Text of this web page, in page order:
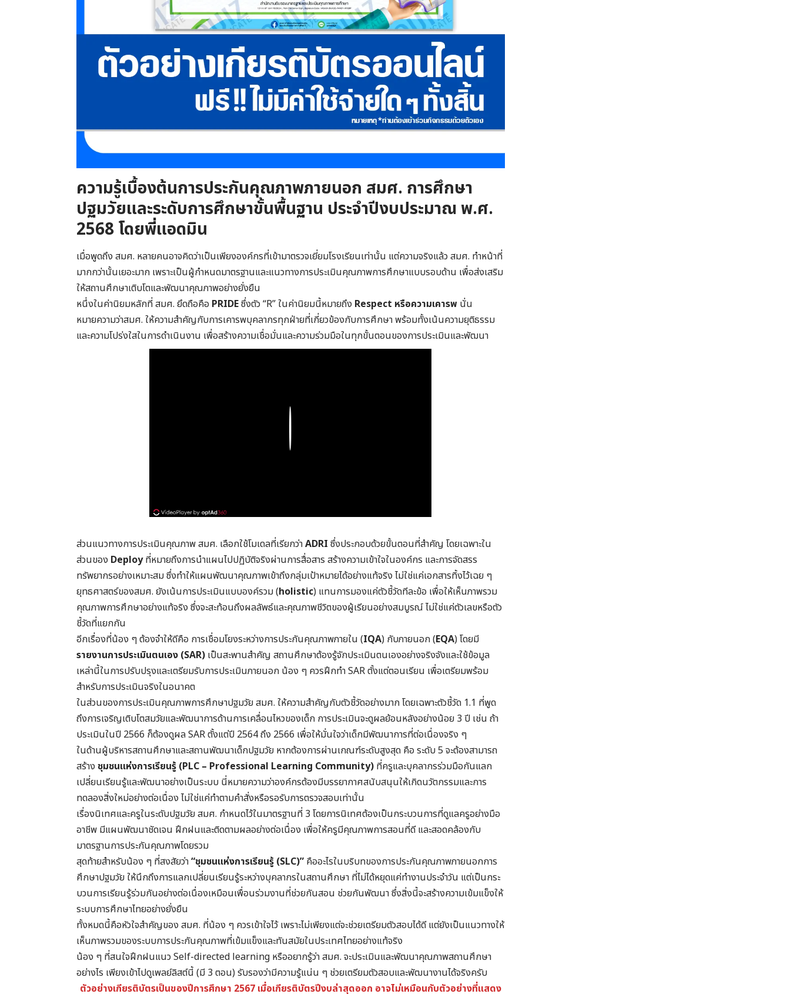
ความรู้เบื้องต้นการประกันคุณภาพภายนอก สมศ. การศึกษา
ปฐมวัยและระดับการศึกษาขั้นพื้นฐาน ประจำปีงบประมาณ พ.ศ.
2568 โดยพี่แอดมิน
เมื่อพูดถึง สมศ. หลายคนอาจคิดว่าเป็นเพียงองค์กรที่เข้ามาตรวจเยี่ยมโรงเรียนเท่านั้น แต่ความจริงแล้ว สมศ. ทำหน้าที่
มากกว่านั้นเยอะมาก เพราะเป็นผู้กำหนดมาตรฐานและแนวทางการประเมินคุณภาพการศึกษาแบบรอบด้าน เพื่อส่งเสริม
ให้สถานศึกษาเติบโตและพัฒนาคุณภาพอย่างยั่งยืน
หนึ่งในค่านิยมหลักที่ สมศ. ยึดถือคือ PRIDEซึ่งตัว “R” ในค่านิยมนี้หมายถึง Respect หรือความเคารพ นั่น
หมายความว่าสมศ. ให้ความสำคัญกับการเคารพบุคลากรทุกฝ่ายที่เกี่ยวข้องกับการศึกษา พร้อมทั้งเน้นความยุติธรรม
และความโปร่งใสในการดำเนินงาน เพื่อสร้างความเชื่อมั่นและความร่วมมือในทุกขั้นตอนของการประเมินและพัฒนา
ส่วนแนวทางการประเมินคุณภาพ สมศ. เลือกใช้โมเดลที่เรียกว่าADRI ซึ่งประกอบด้วยขั้นตอนที่สำคัญ โดยเฉพาะใน
ส่วนของ Deployที่หมายถึงการนำแผนไปปฏิบัติจริงผ่านการสื่อสาร สร้างความเข้าใจในองค์กร และการจัดสรร
ทรัพยากรอย่างเหมาะสม ซึ่งทำให้แผนพัฒนาคุณภาพเข้าถึงกลุ่มเป้าหมายได้อย่างแท้จริง ไม่ใช่แค่เอกสารทิ้งไว้เฉย ๆ
ยุทธศาสตร์ของสมศ. ยังเน้นการประเมินแบบองค์รวม (holistic) แทนการมองแค่ตัวชี้วัดทีละข้อ เพื่อให้เห็นภาพรวม
คุณภาพการศึกษาอย่างแท้จริง ซึ่งจะสะท้อนถึงผลลัพธ์และคุณภาพชีวิตของผู้เรียนอย่างสมบูรณ์ ไม่ใช่แค่ตัวเลขหรือตัว
ชี้วัดที่แยกกัน
อีกเรื่องที่น้อง ๆ ต้องจำให้ดีคือ การเชื่อมโยงระหว่างการประกันคุณภาพภายใน (IQA) กับภายนอก (EQA) โดยมี
รายงานการประเมินตนเอง (SAR) เป็นสะพานสำคัญ สถานศึกษาต้องรู้จักประเมินตนเองอย่างจริงจังและใช้ข้อมูล
เหล่านี้ในการปรับปรุงและเตรียมรับการประเมินภายนอก น้อง ๆ ควรฝึกทำ SAR ตั้งแต่ตอนเรียน เพื่อเตรียมพร้อม
สำหรับการประเมินจริงในอนาคต
ในส่วนของการประเมินคุณภาพการศึกษาปฐมวัย สมศ. ให้ความสำคัญกับตัวชี้วัดอย่างมาก โดยเฉพาะตัวชี้วัด 1.1 ที่พูด
ถึงการเจริญเติบโตสมวัยและพัฒนาการด้านการเคลื่อนไหวของเด็ก การประเมินจะดูผลย้อนหลังอย่างน้อย 3 ปี เช่น ถ้า
ประเมินในปี 2566 ก็ต้องดูผล SAR ตั้งแต่ปี 2564 ถึง 2566 เพื่อให้มั่นใจว่าเด็กมีพัฒนาการที่ต่อเนื่องจริง ๆ
ในด้านผู้บริหารสถานศึกษาและสถานพัฒนาเด็กปฐมวัย หากต้องการผ่านเกณฑ์ระดับสูงสุด คือ ระดับ 5 จะต้องสามารถ
สร้าง ชุมชนแห่งการเรียนรู้ (PLC – Professional Learning Community) ที่ครูและบุคลากรร่วมมือกันแลก
เปลี่ยนเรียนรู้และพัฒนาอย่างเป็นระบบ นี่หมายความว่าองค์กรต้องมีบรรยากาศสนับสนุนให้เกิดนวัตกรรมและการ
ทดลองสิ่งใหม่อย่างต่อเนื่อง ไม่ใช่แค่ทำตามคำสั่งหรือรอรับการตรวจสอบเท่านั้น
เรื่องนิเทศและครูในระดับปฐมวัย สมศ. กำหนดไว้ในมาตรฐานที่ 3 โดยการนิเทศต้องเป็นกระบวนการที่ดูแลครูอย่างมือ
อาชีพ มีแผนพัฒนาชัดเจน ฝึกฝนและติดตามผลอย่างต่อเนื่อง เพื่อให้ครูมีคุณภาพการสอนที่ดี และสอดคล้องกับ
มาตรฐานการประกันคุณภาพโดยรวม
สุดท้ายสำหรับน้อง ๆ ที่สงสัยว่า“ชุมชนแห่งการเรียนรู้ (SLC)” คืออะไรในบริบทของการประกันคุณภาพภายนอกการ
ศึกษาปฐมวัย ให้นึกถึงการแลกเปลี่ยนเรียนรู้ระหว่างบุคลากรในสถานศึกษา ที่ไม่ได้หยุดแค่ทำงานประจำวัน แต่เป็นกระ
บวนการเรียนรู้ร่วมกันอย่างต่อเนื่องเหมือนเพื่อนร่วมงานที่ช่วยกันสอน ช่วยกันพัฒนา ซึ่งสิ่งนี้จะสร้างความเข้มแข็งให้
ระบบการศึกษาไทยอย่างยั่งยืน
ทั้งหมดนี้คือหัวใจสำคัญของ สมศ. ที่น้อง ๆ ควรเข้าใจไว้ เพราะไม่เพียงแต่จะช่วยเตรียมตัวสอบได้ดี แต่ยังเป็นแนวทางให้
เห็นภาพรวมของระบบการประกันคุณภาพที่เข้มแข็งและทันสมัยในประเทศไทยอย่างแท้จริง
น้อง ๆ ที่สนใจฝึกฝนแนว Self-directed learning หรืออยากรู้ว่า สมศ. จะประเมินและพัฒนาคุณภาพสถานศึกษา
อย่างไร เพียงเข้าไปดูเพลย์ลิสต์นี้ (มี 3 ตอน) รับรองว่ามีความรู้แน่น ๆ ช่วยเตรียมตัวสอบและพัฒนางานได้จริงครับ
ตัวอย่างเกียรติบัตรเป็นของปีการศึกษา 2567 เมื่อเกียรติบัตรปีงบล่าสุดออก อาจไม่เหมือนกับตัวอย่างที่แสดง